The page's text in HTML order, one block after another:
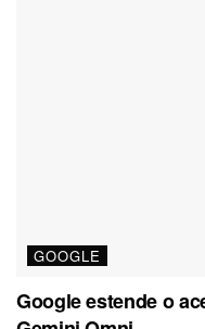
GOOGLE
Google estende o